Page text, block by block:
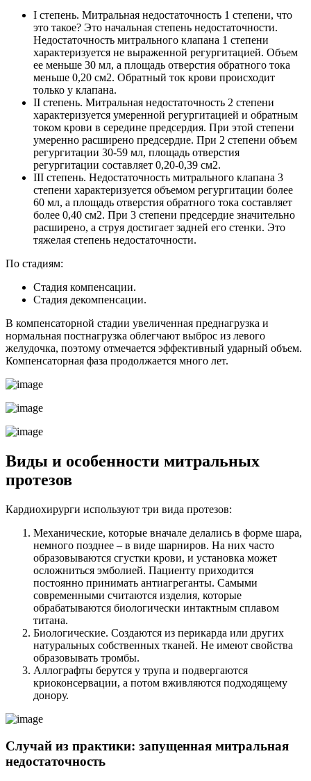
I степень. Митральная недостаточность 1 степени, что
это такое? Это начальная степень недостаточности.
Недостаточность митрального клапана 1 степени
характеризуется не выраженной регургитацией. Объем
ее меньше 30 мл, а площадь отверстия обратного тока
меньше 0,20 см2. Обратный ток крови происходит
только у клапана.
II степень. Митральная недостаточность 2 степени
характеризуется умеренной регургитацией и обратным
током крови в середине предсердия. При этой степени
умеренно расширено предсердие. При 2 степени объем
регургитации 30-59 мл, площадь отверстия
регургитации составляет 0,20-0,39 см2.
III степень. Недостаточность митрального клапана 3
степени характеризуется объемом регургитации более
60 мл, а площадь отверстия обратного тока составляет
более 0,40 см2. При 3 степени предсердие значительно
расширено, а струя достигает задней его стенки. Это
тяжелая степень недостаточности.
По стадиям:
Стадия компенсации.
Стадия декомпенсации.
В компенсаторной стадии увеличенная преднагрузка и
нормальная постнагрузка облегчают выброс из левого
желудочка, поэтому отмечается эффективный ударный объем.
Компенсаторная фаза продолжается много лет.
Виды и особенности митральных
протезов
Кардиохирурги используют три вида протезов:
Механические, которые вначале делались в форме шара,
немного позднее – в виде шарниров. На них часто
образовываются сгустки крови, и установка может
осложниться эмболией. Пациенту приходится
постоянно принимать антиагреганты. Самыми
современными считаются изделия, которые
обрабатываются биологически интактным сплавом
титана.
Биологические. Создаются из перикарда или других
натуральных собственных тканей. Не имеют свойства
образовывать тромбы.
Аллографты берутся у трупа и подвергаются
криоконсервации, а потом вживляются подходящему
донору.
Случай из практики: запущенная митральная
недостаточность